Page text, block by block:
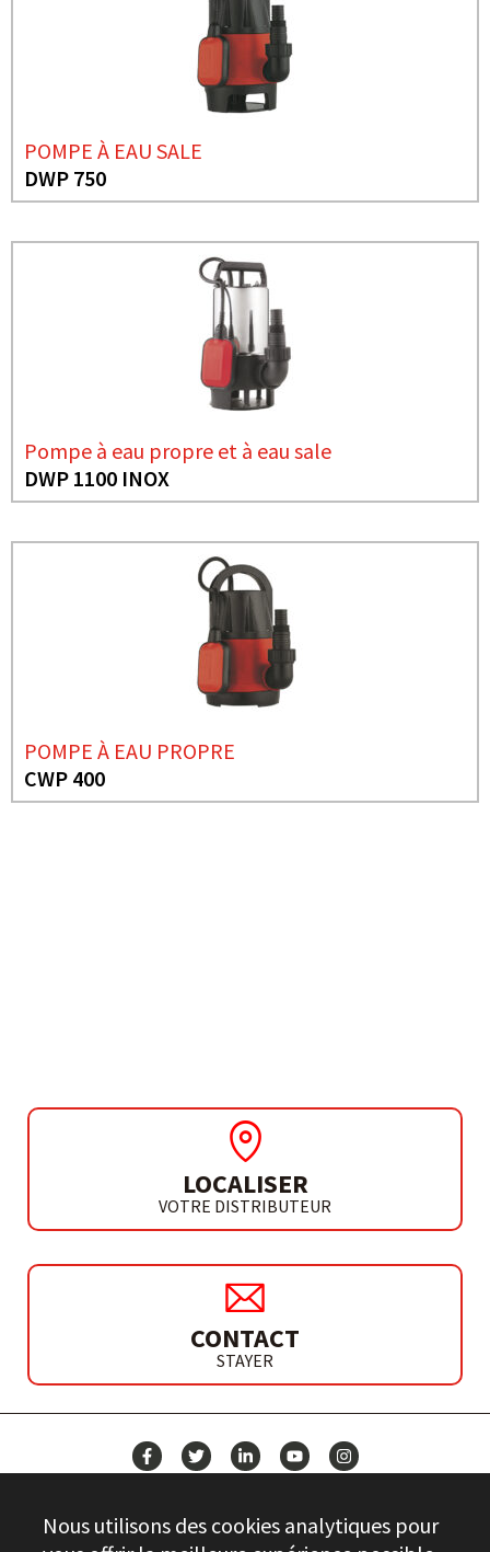
POMPE À EAU SALE
DWP 750
Pompe à eau propre et à eau sale
DWP 1100 INOX
POMPE À EAU PROPRE
CWP 400
LOCALISER
VOTRE DISTRIBUTEUR
CONTACT
STAYER
Nous utilisons des cookies analytiques pour